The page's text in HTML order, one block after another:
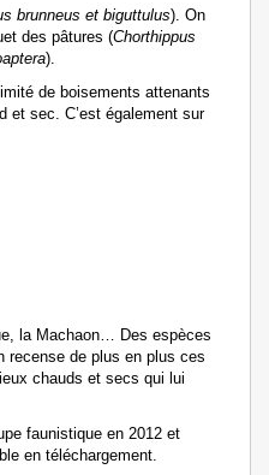
brunneus et biguttulus). On
des pâtures (Chorthippus
).
de boisements attenants
et sec. C’est également sur
la Machaon… Des espèces
recense de plus en plus ces
chauds et secs qui lui
faunistique en 2012 et
en téléchargement.